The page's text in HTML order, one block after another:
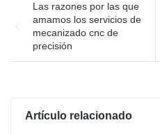
Las razones por las que
amamos los servicios de
mecanizado cnc de
precisión
Artículo relacionado